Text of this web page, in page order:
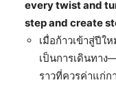
every twist and
step and create
เมื่อก้าวเข้าสู่ปีใ
เป็นการเดินทาง
ราวที่ควรค่าแก่ก